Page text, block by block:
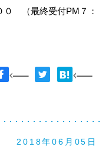
０ （最終受付PM７：
2018年06月05日